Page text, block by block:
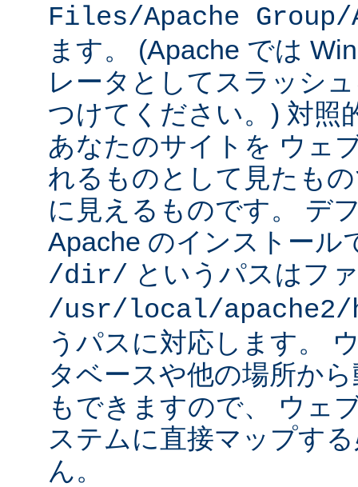
Files/Apache Group/
ます。 (Apache では
レータとしてスラッシ
つけてください。) 対照
あなたのサイトを ウェ
れるものとして見たも
に見えるものです。 デ
Apache のインストール
/dir/ というパスはフ
/usr/local/
うパスに対応します。
タベースや他の場所か
もできますので、 ウェ
ステムに直接マップす
ん。